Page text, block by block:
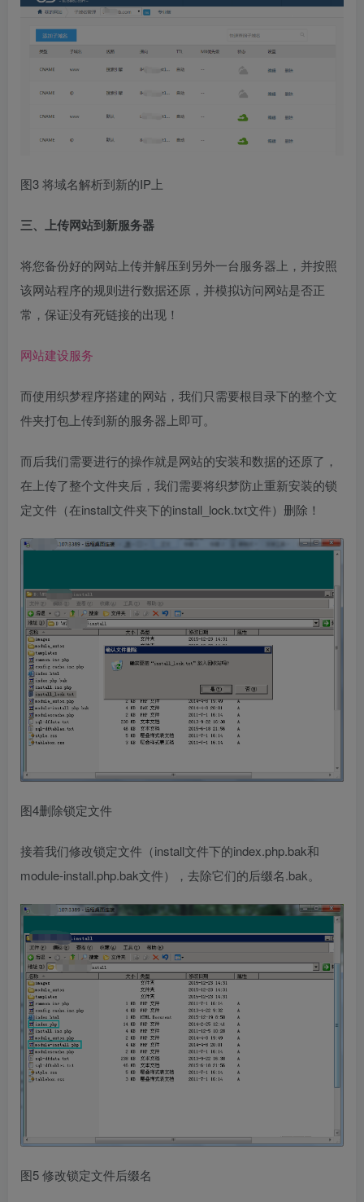
图3 将域名解析到新的IP上
三、上传网站到新服务器
将您备份好的网站上传并解压到另外一台服务器上，并按照
该网站程序的规则进行数据还原，并模拟访问网站是否正
常，保证没有死链接的出现！
网站建设服务
而使用织梦程序搭建的网站，我们只需要根目录下的整个文
件夹打包上传到新的服务器上即可。
而后我们需要进行的操作就是网站的安装和数据的还原了，
在上传了整个文件夹后，我们需要将织梦防止重新安装的锁
定文件（在install文件夹下的install_lock.txt文件）删除！
图4删除锁定文件
接着我们修改锁定文件（install文件下的index.php.bak和
module-install.php.bak文件），去除它们的后缀名.bak。
图5 修改锁定文件后缀名